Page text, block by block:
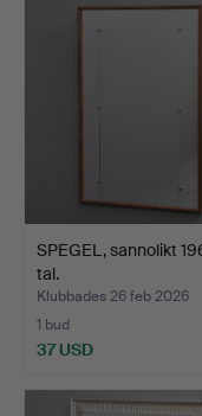
SPEGEL, sannolikt
tal.
Klubbades 26 feb 2026
1 bud
37 USD